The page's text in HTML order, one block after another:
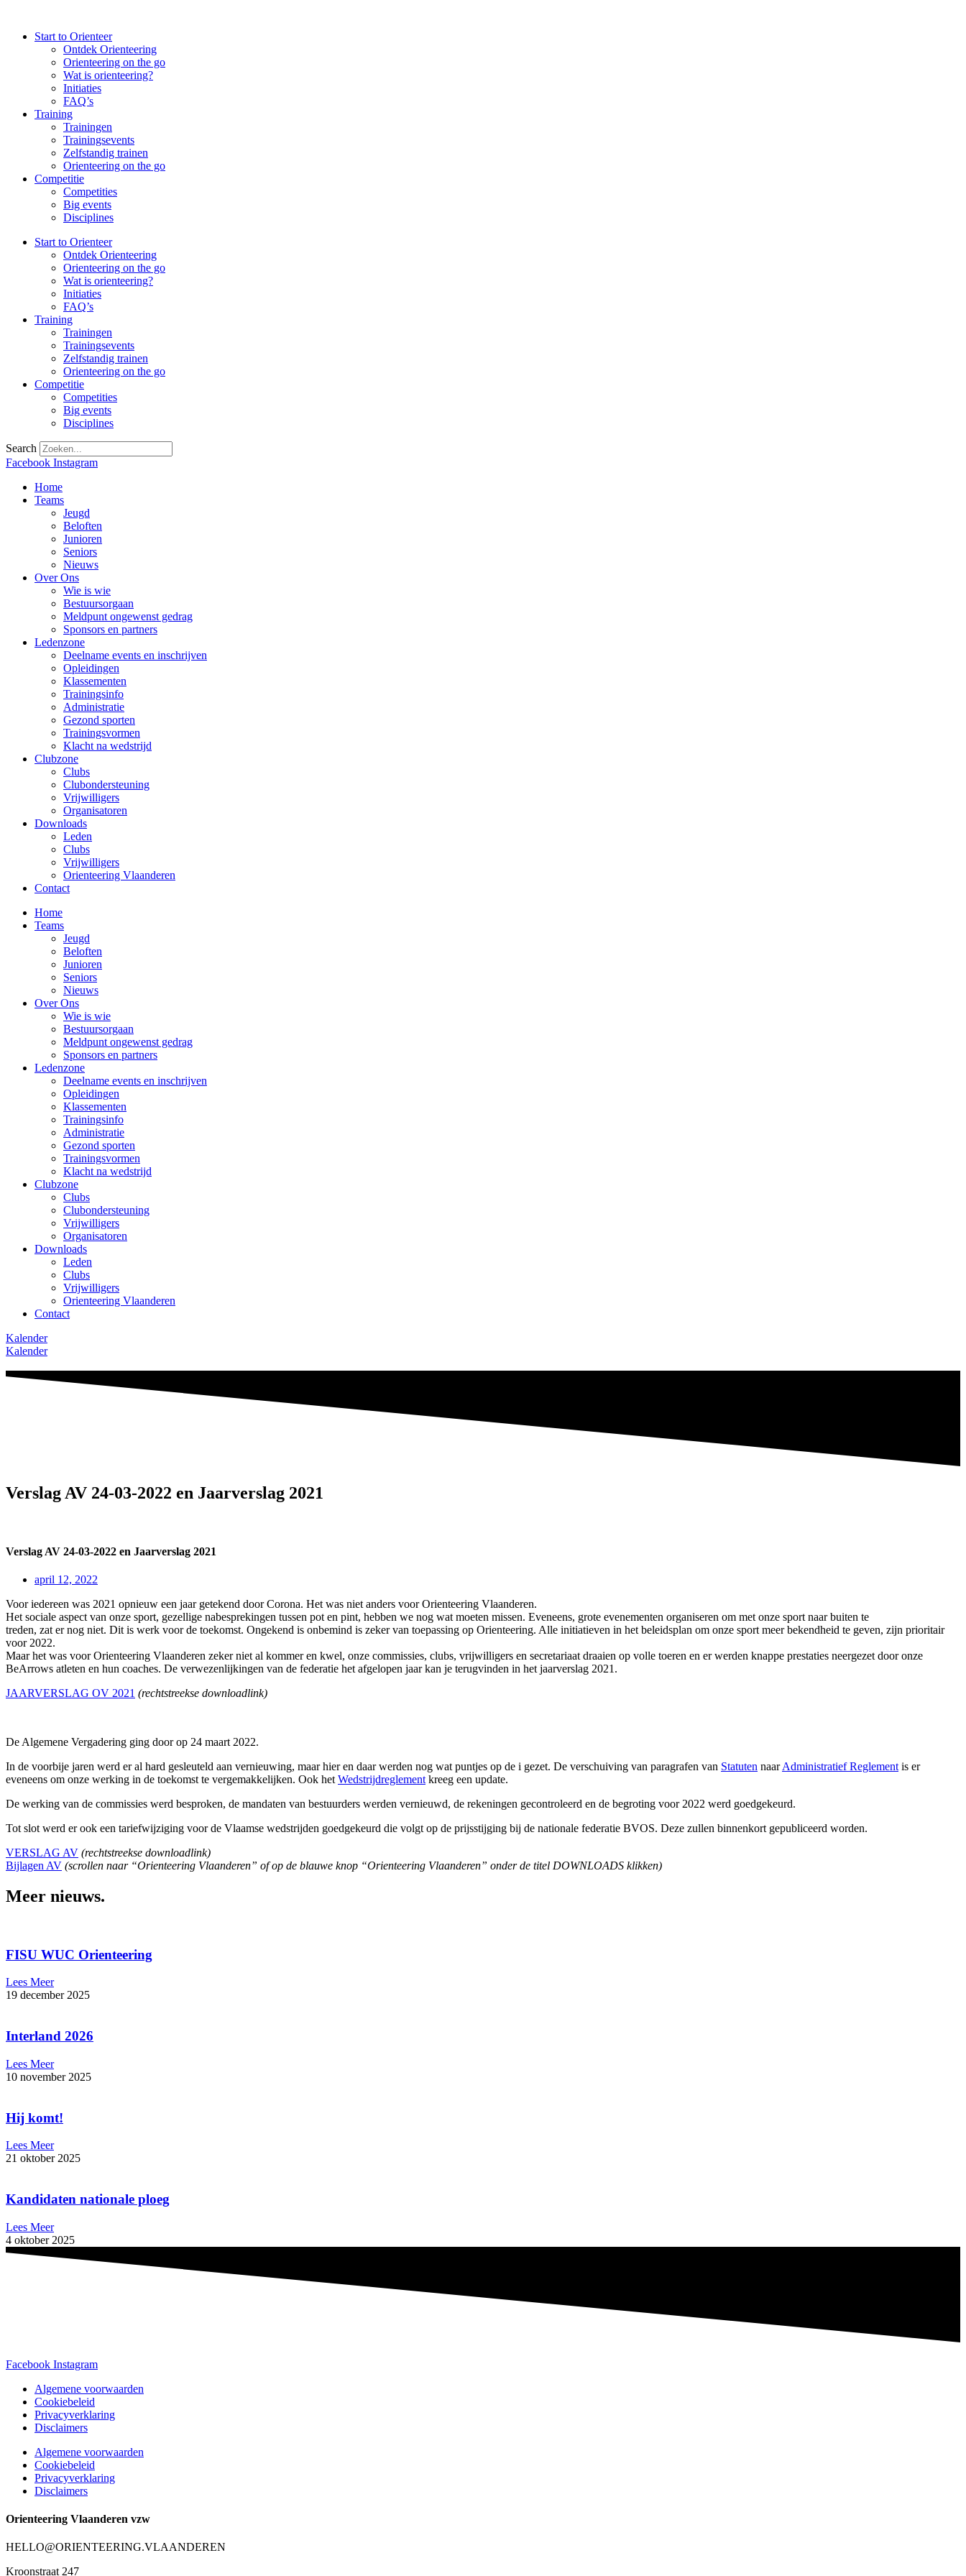
Start to Orienteer
Ontdek Orienteering
Orienteering on the go
Wat is orienteering?
Initiaties
FAQ’s
Training
Trainingen
Trainingsevents
Zelfstandig trainen
Orienteering on the go
Competitie
Competities
Big events
Disciplines
Start to Orienteer
Ontdek Orienteering
Orienteering on the go
Wat is orienteering?
Initiaties
FAQ’s
Training
Trainingen
Trainingsevents
Zelfstandig trainen
Orienteering on the go
Competitie
Competities
Big events
Disciplines
Search
Facebook Instagram
Home
Teams
Jeugd
Beloften
Junioren
Seniors
Nieuws
Over Ons
Wie is wie
Bestuursorgaan
Meldpunt ongewenst gedrag
Sponsors en partners
Ledenzone
Deelname events en inschrijven
Opleidingen
Klassementen
Trainingsinfo
Administratie
Gezond sporten
Trainingsvormen
Klacht na wedstrijd
Clubzone
Clubs
Clubondersteuning
Vrijwilligers
Organisatoren
Downloads
Leden
Clubs
Vrijwilligers
Orienteering Vlaanderen
Contact
Home
Teams
Jeugd
Beloften
Junioren
Seniors
Nieuws
Over Ons
Wie is wie
Bestuursorgaan
Meldpunt ongewenst gedrag
Sponsors en partners
Ledenzone
Deelname events en inschrijven
Opleidingen
Klassementen
Trainingsinfo
Administratie
Gezond sporten
Trainingsvormen
Klacht na wedstrijd
Clubzone
Clubs
Clubondersteuning
Vrijwilligers
Organisatoren
Downloads
Leden
Clubs
Vrijwilligers
Orienteering Vlaanderen
Contact
Kalender
Kalender
Verslag AV 24-03-2022 en Jaarverslag 2021
Verslag AV 24-03-2022 en Jaarverslag 2021
april 12, 2022
Voor iedereen was 2021 opnieuw een jaar getekend door Corona. Het was niet anders voor Orienteering Vlaanderen.
Het sociale aspect van onze sport, gezellige nabesprekingen tussen pot en pint, hebben we nog wat moeten missen. Eveneens, grote evenementen organiseren om met onze sport naar buiten te
treden, zat er nog niet. Dit is werk voor de toekomst. Ongekend is onbemind is zeker van toepassing op Orienteering. Alle initiatieven in het beleidsplan om onze sport meer bekendheid te geven, zijn prioritair
voor 2022.
Maar het was voor Orienteering Vlaanderen zeker niet al kommer en kwel, onze commissies, clubs, vrijwilligers en secretariaat draaien op volle toeren en er werden knappe prestaties neergezet door onze
BeArrows atleten en hun coaches. De verwezenlijkingen van de federatie het afgelopen jaar kan je terugvinden in het jaarverslag 2021.
JAARVERSLAG OV 2021 (rechtstreekse downloadlink)
De Algemene Vergadering ging door op 24 maart 2022.
In de voorbije jaren werd er al hard gesleuteld aan vernieuwing, maar hier en daar werden nog wat puntjes op de i gezet. De verschuiving van paragrafen van Statuten naarAdministratief Reglement is er
eveneens om onze werking in de toekomst te vergemakkelijken. Ook het Wedstrijdreglement kreeg een update.
De werking van de commissies werd besproken, de mandaten van bestuurders werden vernieuwd, de rekeningen gecontroleerd en de begroting voor 2022 werd goedgekeurd.
Tot slot werd er ook een tariefwijziging voor de Vlaamse wedstrijden goedgekeurd die volgt op de prijsstijging bij de nationale federatie BVOS. Deze zullen binnenkort gepubliceerd worden.
VERSLAG AV (rechtstreekse downloadlink)
Bijlagen AV (scrollen naar “Orienteering Vlaanderen” of op de blauwe knop “Orienteering Vlaanderen” onder de titel DOWNLOADS klikken)
Meer nieuws.
FISU WUC Orienteering
Lees Meer
19 december 2025
Interland 2026
Lees Meer
10 november 2025
Hij komt!
Lees Meer
21 oktober 2025
Kandidaten nationale ploeg
Lees Meer
4 oktober 2025
Facebook Instagram
Algemene voorwaarden
Cookiebeleid
Privacyverklaring
Disclaimers
Algemene voorwaarden
Cookiebeleid
Privacyverklaring
Disclaimers
Orienteering Vlaanderen vzw
HELLO@ORIENTEERING.VLAANDEREN
Kroonstraat 247